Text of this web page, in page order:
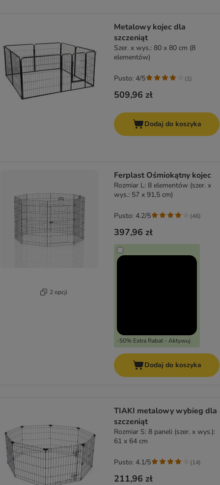
Metalowy kojec dla
szczeniąt
Szer. x wys.: 80 x 80 cm (8
elementów)
509,96 zł
Pusto: 4/5 (1)
Dodaj do koszyka
2 opcji
Ferplast Ośmiokątny kojec
Rozmiar L: 8 elementów (szer. x
wys.: 57 x 91,5 cm)
397,96 zł
-50% Extra Rabat - Aktywuj
Pusto: 4.2/5 (46)
Dodaj do koszyka
TIAKI metalowy wybieg dla
szczeniąt
Rozmiar S: 8 paneli (szer. x wys.):
61 x 64 cm
211,96 zł
Pusto: 4.1/5 (14)